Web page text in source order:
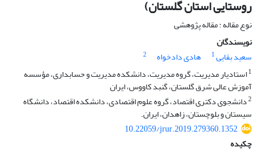
روستایی استان گلستان)
نوع مقاله : مقاله پژوهشی
نویسندگان
سعید بقایی1 هادی دادخواه
2
1استادیار مدیریت، گروه مدیریت، دانشکده مدیریت و حسابداری، مؤسسه
آموزش عالی شرق گلستان، گنبد کاووس، ایران
2دانشجوی دکتری اقتصاد، گروه علوم اقتصادی، دانشکده اقتصاد، دانشگاه
سیستان و بلوچستان، زاهدان، ایران.
10.22059/jrur.2019.279360.1352
چکیده